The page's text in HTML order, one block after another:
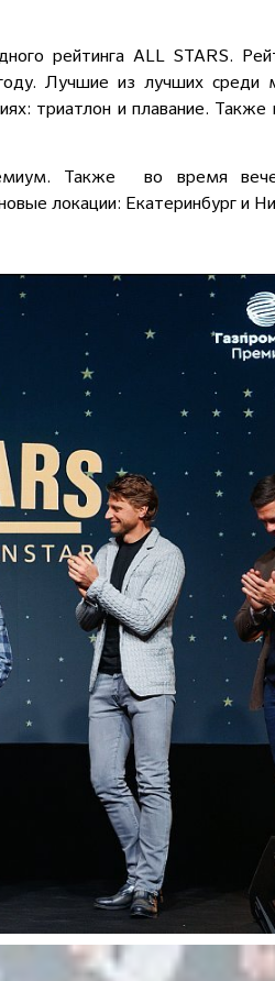
рейтинга ALL STARS.
году. Лучшие из лучших
триатлон и плавание.
Также во время
локации: Екатеринбург и